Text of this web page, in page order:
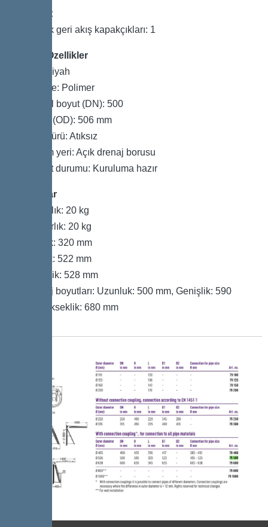
Varyant
Mekanik geri akış kapakçıkları: 1
Genel Özellikler
Renk: Siyah
Malzeme: Polimer
Nominal boyut (DN): 500
Dış çap (OD): 506 mm
Atık su türü: Atıksız
Kurulum yeri: Açık drenaj borusu
Teslimat durumu: Kuruluma hazır
Boyutlar
Net ağırlık: 20 kg
Brüt ağırlık: 20 kg
Uzunluk: 320 mm
Genişlik: 522 mm
Yükseklik: 528 mm
Ambalaj boyutları: Uzunluk: 500 mm, Genişlik: 590
mm, Yükseklik: 680 mm